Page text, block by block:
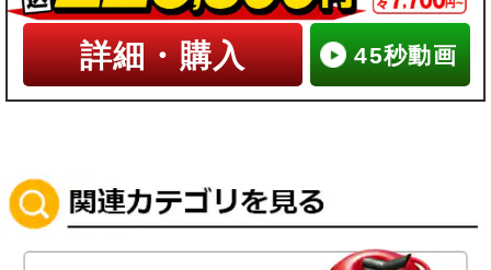
詳細・購入 45秒動画